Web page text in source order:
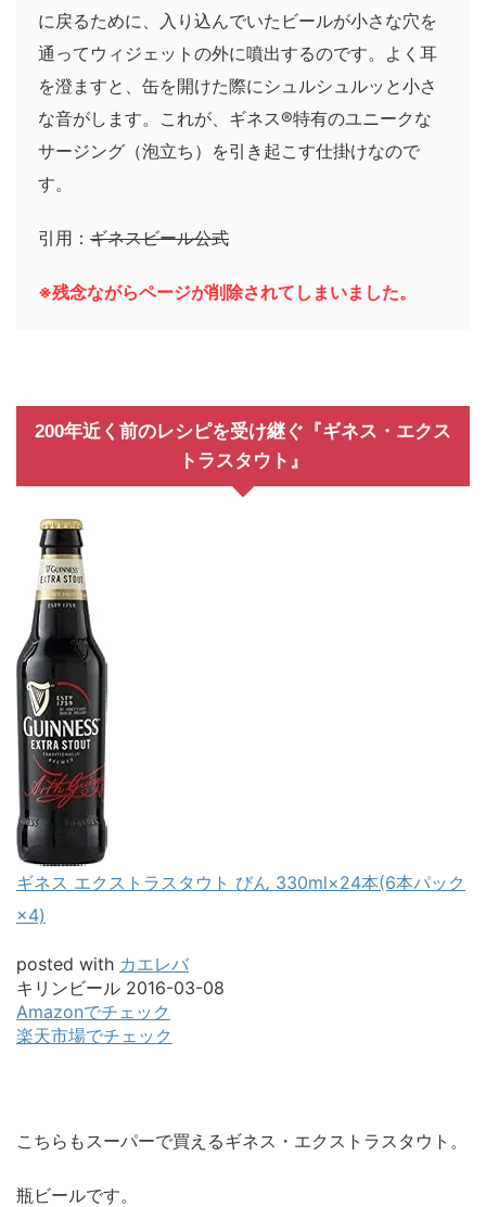
に戻るために、入り込んでいたビールが小さな穴を
通ってウィジェットの外に噴出するのです。よく耳
を澄ますと、缶を開けた際にシュルシュルッと小さ
な音がします。これが、ギネス®特有のユニークな
サージング（泡立ち）を引き起こす仕掛けなので
す。
引用： ギネスビール公式
※残念ながらページが削除されてしまいました。
200年近く前のレシピを受け継ぐ『ギネス・エクス
トラスタウト』
ギネス エクストラスタウト びん 330ml×24本(6本パック
×4)
posted with カエレバ
キリンビール 2016-03-08
Amazonでチェック
楽天市場でチェック
こちらもスーパーで買えるギネス・エクストラスタウト。
瓶ビールです。